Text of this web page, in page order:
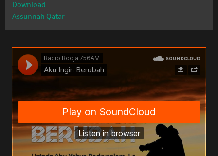
Download
Assunnah Qatar